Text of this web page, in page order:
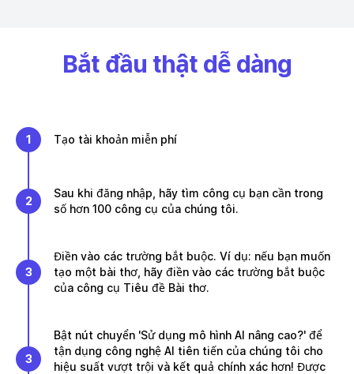
Bắt đầu thật dễ dàng
1 Tạo tài khoản miễn phí
2
Sau khi đăng nhập, hãy tìm công cụ bạn cần trong
số hơn 100 công cụ của chúng tôi.
3
Điền vào các trường bắt buộc. Ví dụ: nếu bạn muốn
tạo một bài thơ, hãy điền vào các trường bắt buộc
của công cụ Tiêu đề Bài thơ.
3
Bật nút chuyển 'Sử dụng mô hình AI nâng cao?' để
tận dụng công nghệ AI tiên tiến của chúng tôi cho
hiệu suất vượt trội và kết quả chính xác hơn! Được